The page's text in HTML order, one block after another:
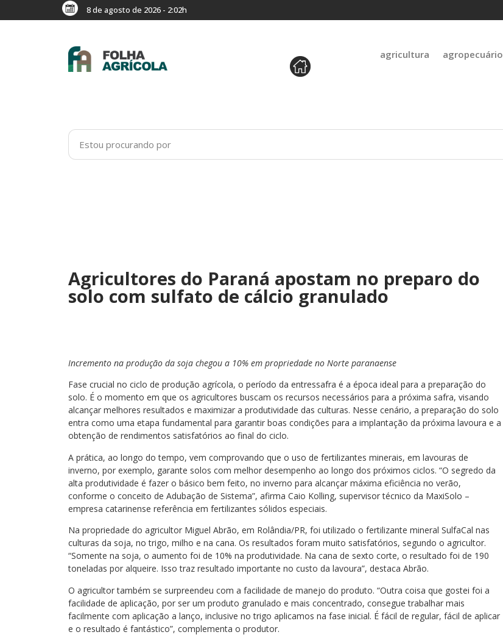
8 de agosto de 2026 - 2:02h
agricultura agropecuário
Agricultores do Paraná apostam no preparo do
solo com sulfato de cálcio granulado
Incremento na produção da soja chegou a 10% em propriedade no Norte paranaense
Fase crucial no ciclo de produção agrícola, o período da entressafra é a época ideal para a preparação do
solo. É o momento em que os agricultores buscam os recursos necessários para a próxima safra, visando
alcançar melhores resultados e maximizar a produtividade das culturas. Nesse cenário, a preparação do solo
entra como uma etapa fundamental para garantir boas condições para a implantação da próxima lavoura e a
obtenção de rendimentos satisfatórios ao final do ciclo.
A prática, ao longo do tempo, vem comprovando que o uso de fertilizantes minerais, em lavouras de
inverno, por exemplo, garante solos com melhor desempenho ao longo dos próximos ciclos. “O segredo da
alta produtividade é fazer o básico bem feito, no inverno para alcançar máxima eficiência no verão,
conforme o conceito de Adubação de Sistema”, afirma Caio Kolling, supervisor técnico da MaxiSolo –
empresa catarinense referência em fertilizantes sólidos especiais.
Na propriedade do agricultor Miguel Abrão, em Rolândia/PR, foi utilizado o fertilizante mineral SulfaCal nas
culturas da soja, no trigo, milho e na cana. Os resultados foram muito satisfatórios, segundo o agricultor.
“Somente na soja, o aumento foi de 10% na produtividade. Na cana de sexto corte, o resultado foi de 190
toneladas por alqueire. Isso traz resultado importante no custo da lavoura”, destaca Abrão.
O agricultor também se surpreendeu com a facilidade de manejo do produto. “Outra coisa que gostei foi a
facilidade de aplicação, por ser um produto granulado e mais concentrado, consegue trabalhar mais
facilmente com aplicação a lanço, inclusive no trigo aplicamos na fase inicial. É fácil de regular, fácil de aplicar
e o resultado é fantástico”, complementa o produtor.